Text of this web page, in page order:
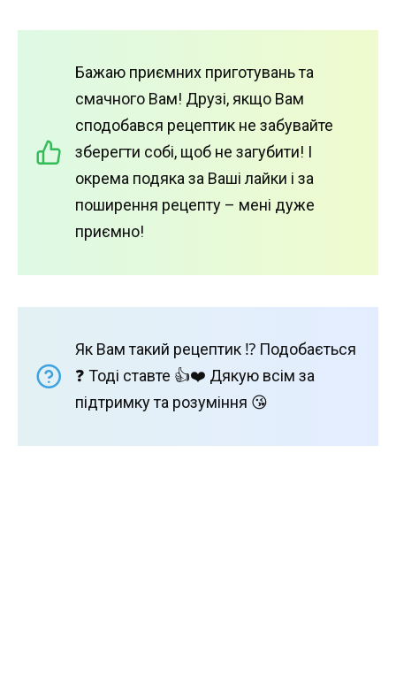
Бажаю приємних приготувань та
смачного Вам! Друзі, якщо Вам
сподобався рецептик не забувайте
зберегти собі, щоб не загубити! І
окрема подяка за Ваші лайки і за
поширення рецепту – мені дуже
приємно!
Як Вам такий рецептик ⁉️ Подобається
❓ Тоді ставте 👍❤️ Дякую всім за
підтримку та розуміння 😘